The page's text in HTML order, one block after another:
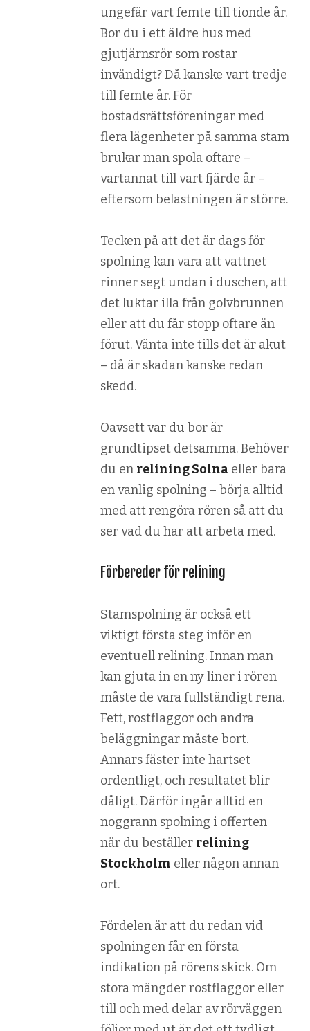
ungefär vart femte till tionde år.
Bor du i ett äldre hus med
gjutjärnsrör som rostar
invändigt? Då kanske vart tredje
till femte år. För
bostadsrättsföreningar med
flera lägenheter på samma stam
brukar man spola oftare –
vartannat till vart fjärde år –
eftersom belastningen är större.
Tecken på att det är dags för
spolning kan vara att vattnet
rinner segt undan i duschen, att
det luktar illa från golvbrunnen
eller att du får stopp oftare än
förut. Vänta inte tills det är akut
– då är skadan kanske redan
skedd.
Oavsett var du bor är
grundtipset detsamma. Behöver
du en relining Solna eller bara
en vanlig spolning – börja alltid
med att rengöra rören så att du
ser vad du har att arbeta med.
Förbereder för relining
Stamspolning är också ett
viktigt första steg inför en
eventuell relining. Innan man
kan gjuta in en ny liner i rören
måste de vara fullständigt rena.
Fett, rostflaggor och andra
beläggningar måste bort.
Annars fäster inte hartset
ordentligt, och resultatet blir
dåligt. Därför ingår alltid en
noggrann spolning i offerten
när du beställer relining
Stockholm eller någon annan
ort.
Fördelen är att du redan vid
spolningen får en första
indikation på rörens skick. Om
stora mängder rostflaggor eller
till och med delar av rörväggen